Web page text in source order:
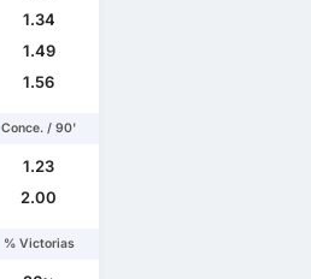
1.34
1.49
1.56
Conce. / 90'
1.23
2.00
% Victorias